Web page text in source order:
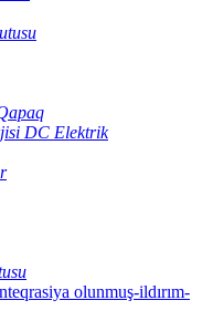
DC Elektrik